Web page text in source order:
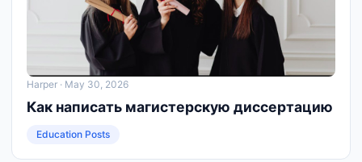
Harper · May 30, 2026
Как написать магистерскую диссертацию
Education Posts